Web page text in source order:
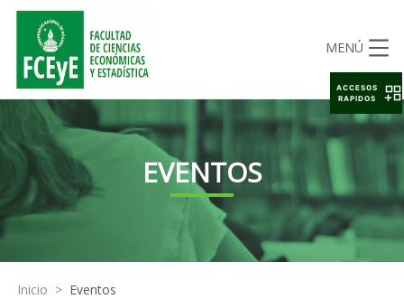
MENÚ
EVENTOS
Inicio > Eventos
ACCESOS
RAPIDOS